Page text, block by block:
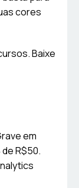
cores
Baixe
em
R$50.